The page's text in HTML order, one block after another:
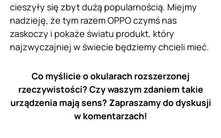
cieszyły się zbyt dużą popularnością. Miejmy
nadzieję, że tym razem OPPO czymś nas
zaskoczy i pokaże światu produkt, który
najzwyczajniej w świecie będziemy chcieli mieć.
Co myślicie o okularach rozszerzonej
rzeczywistości? Czy waszym zdaniem takie
urządzenia mają sens? Zapraszamy do dyskusji
w komentarzach!